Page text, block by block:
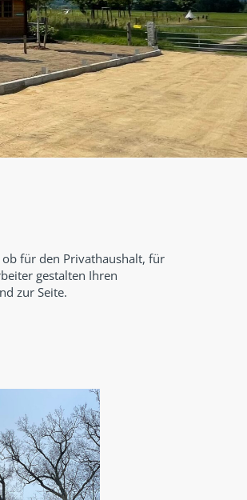
für den Privathaushalt, für
gestalten Ihren
zur Seite.